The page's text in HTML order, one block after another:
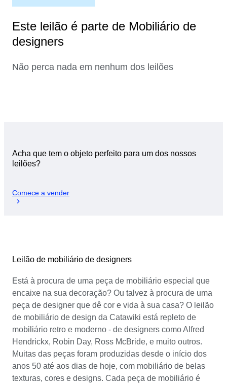
Este leilão é parte de Mobiliário de
designers
Não perca nada em nenhum dos leilões
Acha que tem o objeto perfeito para um dos nossos
leilões?
Comece a vender
Leilão de mobiliário de designers
Está à procura de uma peça de mobiliário especial que
encaixe na sua decoração? Ou talvez à procura de uma
peça de designer que dê cor e vida à sua casa? O leilão
de mobiliário de design da Catawiki está repleto de
mobiliário retro e moderno - de designers como Alfred
Hendrickx, Robin Day, Ross McBride, e muito outros.
Muitas das peças foram produzidas desde o início dos
anos 50 até aos dias de hoje, com mobiliário de belas
texturas, cores e designs. Cada peça de mobiliário é